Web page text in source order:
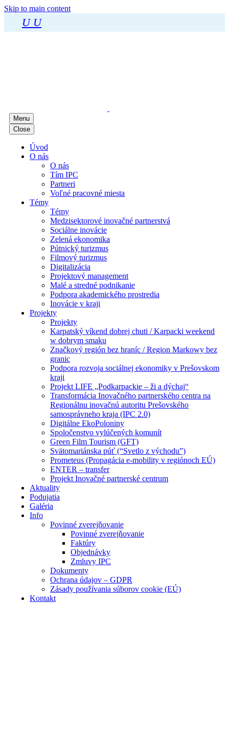
Skip to main content
U U
Menu
Close
Úvod
O nás
O nás
Tím IPC
Partneri
Voľné pracovné miesta
Témy
Témy
Medzisektorové inovačné partnerstvá
Sociálne inovácie
Zelená ekonomika
Pútnický turizmus
Filmový turizmus
Digitalizácia
Projektový management
Malé a stredné podnikanie
Podpora akademického prostredia
Inovácie v kraji
Projekty
Projekty
Karpatský víkend dobrej chuti / Karpacki weekend
w dobrym smaku
Značkový región bez hraníc / Region Markowy bez
granic
Podpora rozvoja sociálnej ekonomiky v Prešovskom
kraji
Projekt LIFE „Podkarpackie – ži a dýchaj“
Transformácia Inovačného partnerského centra na
Regionálnu inovačnú autoritu Prešovského
samosprávneho kraja (IPC 2.0)
Digitálne EkoPoloniny
Spoločenstvo vylúčených komunít
Green Film Tourism (GFT)
Svätomariánska púť (“Svetlo z východu”)
Prometeus (Propagácia e-mobility v regiónoch EÚ)
ENTER – transfer
Projekt Inovačné partnerské centrum
Aktuality
Podujatia
Galéria
Info
Povinné zverejňovanie
Povinné zverejňovanie
Faktúry
Objednávky
Zmluvy IPC
Dokumenty
Ochrana údajov – GDPR
Zásady používania súborov cookie (EÚ)
Kontakt